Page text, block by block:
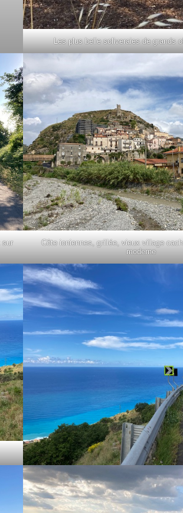
Les plus belle soliveraies de grands
sur
Côte ioniennes, grillée, vieux village
moderne